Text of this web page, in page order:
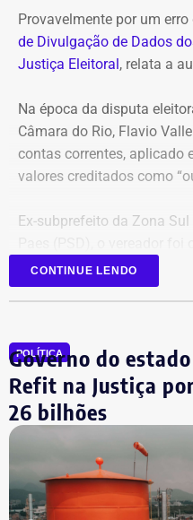
Provavelmente por um
de Divulgação de Dados
Justiça Eleitoral, relata a
Na época da disputa
Câmara do Rio, Flavio
contas correntes, aplicado
valores creditados como
Ex-subprefeito da Zona
eleito na última legislatura
pela primeira vez, o cargo
CONTINUE LENDO
POLÍTICA
Governo do
Refit na Justiça
26 bilhões